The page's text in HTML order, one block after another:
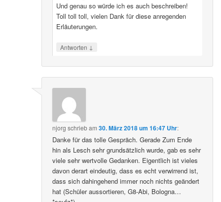
Und genau so würde ich es auch beschreiben!
Toll toll toll, vielen Dank für diese anregenden
Erläuterungen.
Antworten ↓
njorg schriebam30. März 2018 um 16:47 Uhr:
Danke für das tolle Gespräch. Gerade Zum Ende
hin als Lesch sehr grundsätzlich wurde, gab es sehr
viele sehr wertvolle Gedanken. Eigentlich ist vieles
davon derart eindeutig, dass es echt verwirrend ist,
dass sich dahingehend immer noch nichts geändert
hat (Schüler aussortieren, G8-Abi, Bologna…